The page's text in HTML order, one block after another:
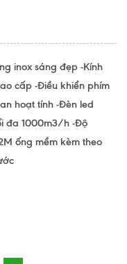
inox sáng đẹp -Kính
cấp -Điều khiển phím
hoạt tính -Đèn led
đa 1000m3/h -Độ
ống mềm kèm theo